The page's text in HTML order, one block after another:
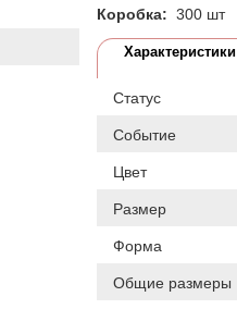
Коробка: 300 шт
Характеристики
Статус
Событие
Цвет
Размер
Форма
Общие размеры